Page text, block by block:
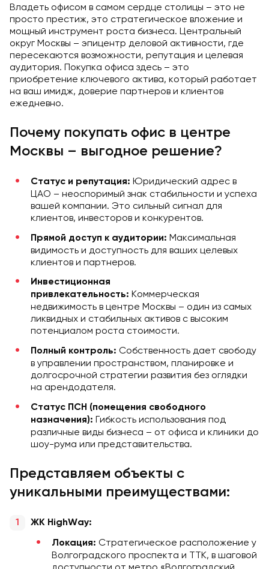
Владеть офисом в самом сердце столицы – это не
просто престиж, это стратегическое вложение и
мощный инструмент роста бизнеса. Центральный
округ Москвы – эпицентр деловой активности, где
пересекаются возможности, репутация и целевая
аудитория. Покупка офиса здесь – это
приобретение ключевого актива, который работает
на ваш имидж, доверие партнеров и клиентов
ежедневно.
Почему покупать офис в центре
Москвы – выгодное решение?
Статус и репутация: Юридический адрес в
ЦАО – неоспоримый знак стабильности и успеха
вашей компании. Это сильный сигнал для
клиентов, инвесторов и конкурентов.
Прямой доступ к аудитории: Максимальная
видимость и доступность для ваших целевых
клиентов и партнеров.
Инвестиционная
привлекательность: Коммерческая
недвижимость в центре Москвы – один из самых
ликвидных и стабильных активов с высоким
потенциалом роста стоимости.
Полный контроль: Собственность дает свободу
в управлении пространством, планировке и
долгосрочной стратегии развития без оглядки
на арендодателя.
Статус ПСН (помещения свободного
назначения): Гибкость использования под
различные виды бизнеса – от офиса и клиники до
шоу-рума или представительства.
Представляем объекты с
уникальными преимуществами:
ЖК HighWay:
Локация: Стратегическое расположение у
Волгоградского проспекта и ТТК, в шаговой